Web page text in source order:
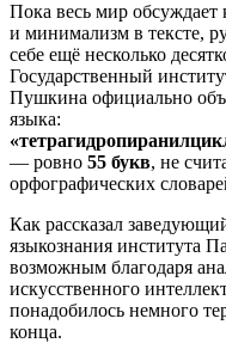
Пока весь мир
и минимализм в тексте,
себе ещё несколько
Государственный
Пушкина официально
языка:
— ровно 55 букв, не
орфографических
Как рассказал
языкознания института
возможным благодаря
искусственного
понадобилось немного
конца.